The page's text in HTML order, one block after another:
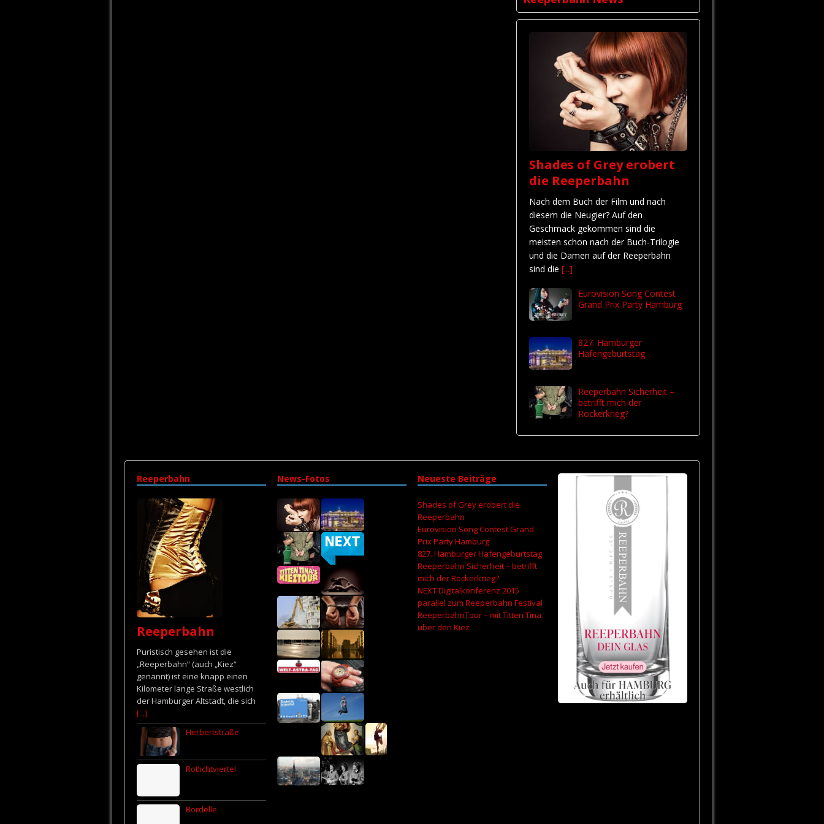
Shades of Grey erobert
die Reeperbahn
Nach dem Buch der Film und nach
diesem die Neugier? Auf den
Geschmack gekommen sind die
meisten schon nach der Buch-Trilogie
und die Damen auf der Reeperbahn
sind die [...]
Eurovision Song Contest
Grand Prix Party Hamburg
827. Hamburger
Hafengeburtstag
Reeperbahn Sicherheit –
betrifft mich der
Rockerkrieg?
Reeperbahn
Reeperbahn
Puristisch gesehen ist die
„Reeperbahn“ (auch „Kiez“
genannt) ist eine knapp einen
Kilometer lange Straße westlich
der Hamburger Altstadt, die sich
[...]
Herbertstraße
Rotlichtviertel
Bordelle
News-Fotos Neueste Beiträge
Shades of Grey erobert die
Reeperbahn
Eurovision Song Contest Grand
Prix Party Hamburg
827. Hamburger Hafengeburtstag
Reeperbahn Sicherheit – betrifft
mich der Rockerkrieg?
NEXT Digitalkonferenz 2015
parallel zum Reeperbahn Festival
ReeperbahnTour – mit Titten Tina
über den Kiez